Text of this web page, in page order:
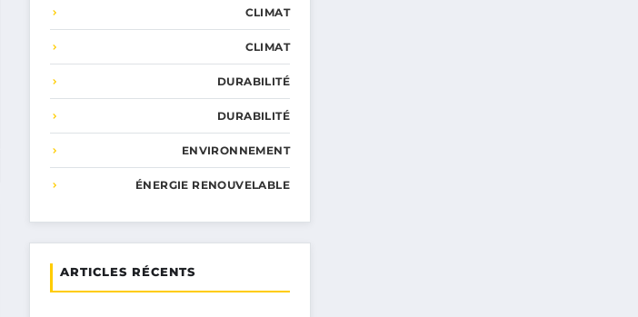
CLIMAT
CLIMAT
DURABILITÉ
DURABILITÉ
ENVIRONNEMENT
ÉNERGIE RENOUVELABLE
ARTICLES RÉCENTS